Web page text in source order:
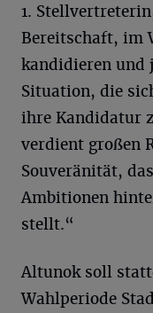
1.
Bereitschaft, im
kandidieren und
Situation, die
ihre Kandidatur
verdient großen
Souveränität,
Ambitionen
stellt.“
Altunok soll
Wahlperiode